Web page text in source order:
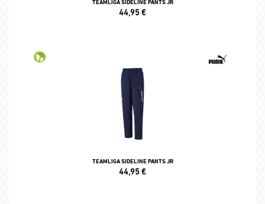
TEAMLIGA SIDELINE PANTS JR
44,95€
TEAMLIGA SIDELINE PANTS JR
44,95€